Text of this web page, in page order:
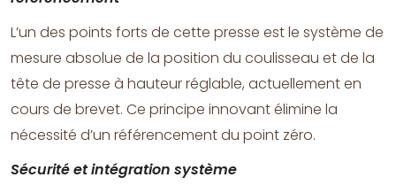
L’un des points forts de cette presse est le système de
mesure absolue de la position du coulisseau et de la
tête de presse à hauteur réglable, actuellement en
cours de brevet. Ce principe innovant élimine la
nécessité d’un référencement du point zéro.
Sécurité et intégration système